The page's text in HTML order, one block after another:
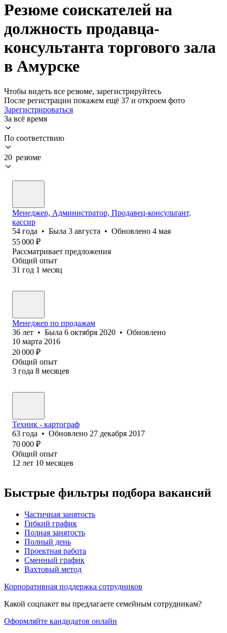
Резюме соискателей на
должность продавца-
консультанта торгового зала
в Амурске
Чтобы видеть все резюме, зарегистрируйтесь
После регистрации покажем ещё 37 и откроем фото
Зарегистрироваться
За всё время
По соответствию
20 резюме
Менеджер, Администратор, Продавец-консультант,
кассир
54 года • Была 3 августа • Обновлено 4 мая
55 000 ₽
Рассматривает предложения
Общий опыт
31 год 1 месяц
Менеджер по продажам
36 лет • Была 6 октября 2020 • Обновлено
10 марта 2016
20 000 ₽
Общий опыт
3 года 8 месяцев
Техник - картограф
63 года • Обновлено 27 декабря 2017
70 000 ₽
Общий опыт
12 лет 10 месяцев
Быстрые фильтры подбора вакансий
Частичная занятость
Гибкий график
Полная занятость
Полный день
Проектная работа
Сменный график
Вахтовый метод
Корпоративная поддержка сотрудников
Какой соцпакет вы предлагаете семейным сотрудникам?
Оформляйте кандидатов онлайн